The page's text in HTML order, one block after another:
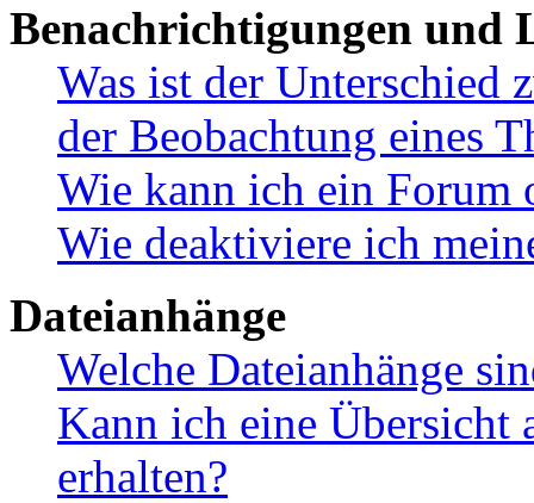
Benachrichtigungen und
Was ist der Unterschied
der Beobachtung eines
Wie kann ich ein Forum
Wie deaktiviere ich
Dateianhänge
Welche Dateianhänge
Kann ich eine Übersicht
erhalten?